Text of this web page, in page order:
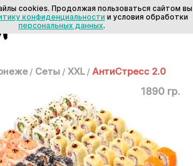
/ Сеты / XXL / АнтиСтресс 2.0
1890 гр.
cookies. Продолжая пользоваться сайтом вы
конфиденциальности и условия обработки
персональных данных.